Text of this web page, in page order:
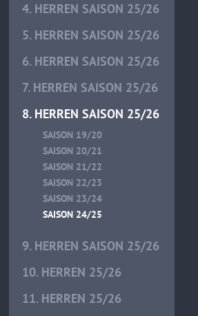
4. HERREN SAISON 25/26
5. HERREN SAISON 25/26
6. HERREN SAISON 25/26
7. HERREN SAISON 25/26
8. HERREN SAISON 25/26
SAISON 19/20
SAISON 20/21
SAISON 21/22
SAISON 22/23
SAISON 23/24
SAISON 24/25
9. HERREN SAISON 25/26
10. HERREN 25/26
11. HERREN 25/26